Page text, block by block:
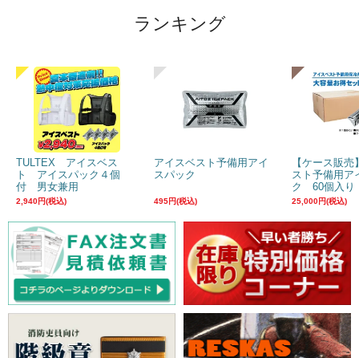
ランキング
TULTEX アイスベス
ト アイスパック４個
付 男女兼用
2,940円(税込)
アイスベスト予備用アイ
スパック
495円(税込)
【ケース販
スト予備用ア
ク 60個入り
25,000円(税込)